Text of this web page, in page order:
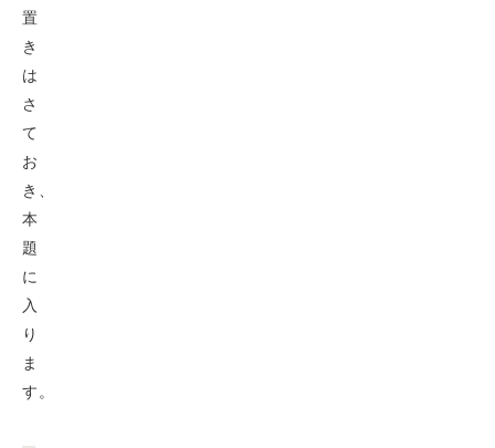
置
き
は
さ
て
お
き、
本
題
に
入
り
ま
す。